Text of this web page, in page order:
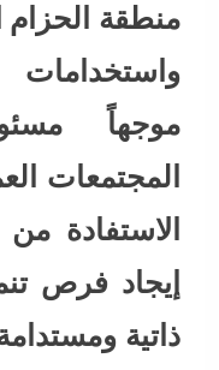
واستخدامات
موجهاً
المجتمعات
الاستفادة
إيجاد فرص
ذاتية